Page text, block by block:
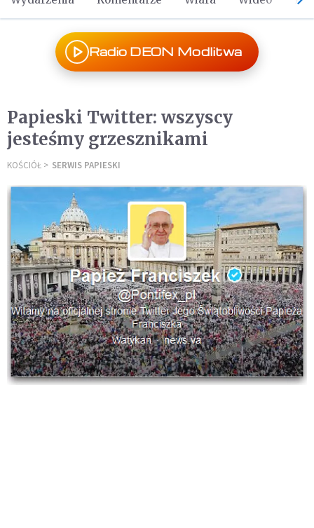
Radio DEON Modlitwa
Papieski Twitter: wszyscy
jesteśmy grzesznikami
KOŚCIÓŁ SERWIS PAPIESKI